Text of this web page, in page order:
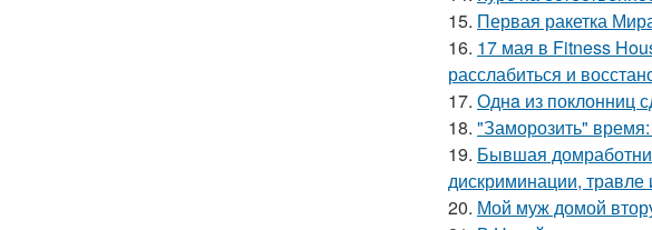
15. Первая ракетка
16. 17 мая в Fitness
расслабиться и
17. Однa из поклонниц
18. "Заморозить"
19. Бывшая
дискриминации, травле
20. Мой муж домой